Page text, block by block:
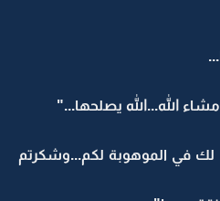
الله...الله يصلحها..."
لك في الموهوبة لكم...وشكرتم